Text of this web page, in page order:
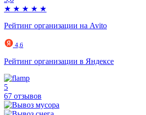
★ ★ ★ ★ ★
Рейтинг организации на Avito
4,6
Рейтинг организации в Яндексе
5
67 отзывов